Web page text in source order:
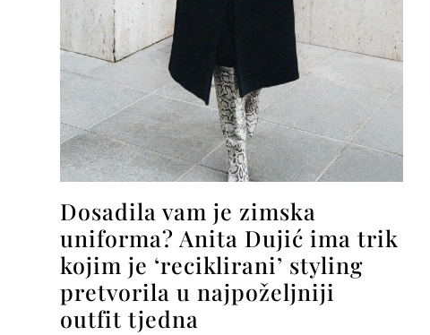
Dosadila vam je zimska
uniforma? Anita Dujić ima trik
kojim je ‘reciklirani’ styling
pretvorila u najpoželjniji
outfit tjedna